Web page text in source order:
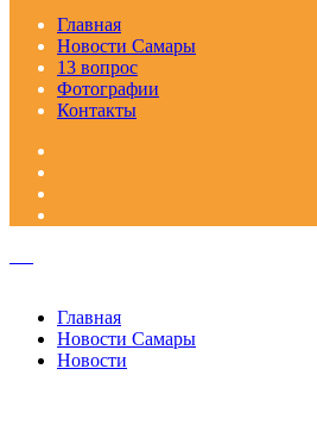
Главная
Новости Самары
13 вопрос
Фотографии
Контакты
ЗакрытьГлавная
Новости Самары
Новости